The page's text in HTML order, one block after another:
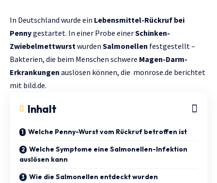
In Deutschland wurde ein Lebensmittel-Rückruf bei
Pennygestartet. In einer Probe einerSchinken-
Zwiebelmettwurst wurden Salmonellen festgestellt –
Bakterien, die beim Menschen schwere Magen-Darm-
Erkrankungen auslösen können, die monrose.de berichtet
mit bild.de.
Inhalt
Welche Penny-Wurst vom Rückruf betroffen ist
Welche Symptome eine Salmonellen-Infektion
auslösen kann
Wie die Salmonellen entdeckt wurden